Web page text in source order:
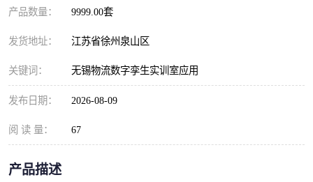
产品数量： 9999.00套
发货地址： 江苏省徐州泉山区
关键词： 无锡物流数字孪生实训室应用
发布日期： 2026-08-09
阅 读 量： 67
产品描述